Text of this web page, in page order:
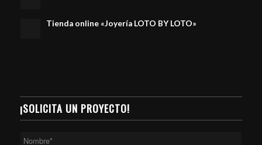
Tienda online «Joyería LOTO BY LOTO»
¡SOLICITA UN PROYECTO!